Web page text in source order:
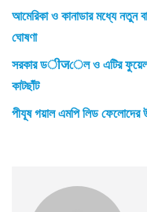
আমেরিকা ও কানাডার মধ্যে নতুন
ঘোষণা
সরকার ডीजেল ও এটির ফুয়েল
কাটছাঁট
পীযূষ গয়াল এমপি লিড